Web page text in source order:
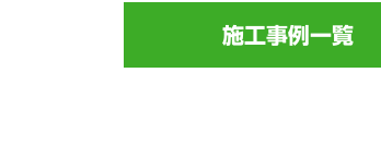
施工事例一覧